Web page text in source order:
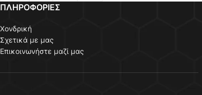
ΠΛΗΡΟΦΟΡΙΕΣ
Χονδρική
Σχετικά με μας
Επικοινωνήστε μαζί μας